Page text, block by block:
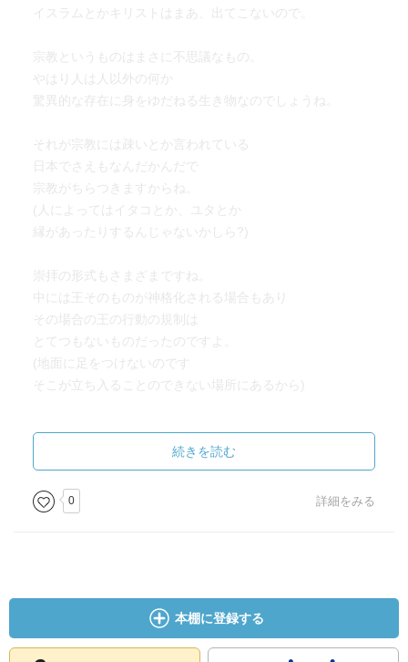
イスラムとかキリストはまあ、出てこないので。
宗教というものはまさに不思議なもの。
やはり人は人以外の何か
驚異的な存在に身をゆだねる生き物なのでしょうね。
それが宗教には疎いとか言われている
日本でさえもなんだかんだで
宗教がちらつきますからね。
(人によってはイタコとか、ユタとか
縁があったりするんじゃないかしら?)
崇拝の形式もさまざまですね。
中には王そのものが神格化される場合もあり
その場合の王の行動の規制は
とてつもないものだったのですよ。
(地面に足をつけないのです
そこが立ち入ることのできない場所にあるから)
驚きだったのは天皇も
それに近い存在だったのですよ。
続きを読む
0 詳細をみる
本棚に登録する